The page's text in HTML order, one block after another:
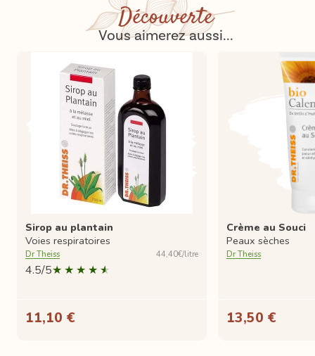
Découverte
Vous aimerez aussi...
Sirop au plantain
Voies respiratoires
Dr Theiss 44,40€/litre
4.5/5
11,10 €
Crème au Souci
Peaux sèches
Dr Theiss
13,50 €